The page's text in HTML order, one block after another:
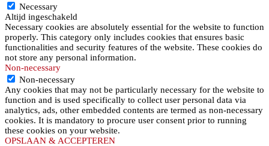
Necessary
Altijd ingeschakeld
Necessary cookies are absolutely essential for the website to function
properly. This category only includes cookies that ensures basic
functionalities and security features of the website. These cookies do
not store any personal information.
Non-necessary
Non-necessary
Any cookies that may not be particularly necessary for the website to
function and is used specifically to collect user personal data via
analytics, ads, other embedded contents are termed as non-necessary
cookies. It is mandatory to procure user consent prior to running
these cookies on your website.
OPSLAAN & ACCEPTEREN